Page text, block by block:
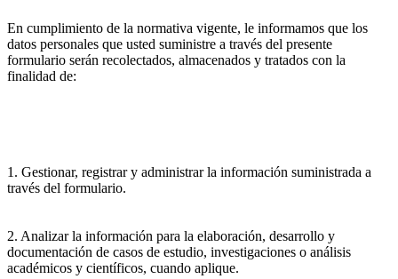
En cumplimiento de la normativa vigente, le informamos que los
datos personales que usted suministre a través del presente
formulario serán recolectados, almacenados y tratados con la
finalidad de:
1. Gestionar, registrar y administrar la información suministrada a
través del formulario.
2. Analizar la información para la elaboración, desarrollo y
documentación de casos de estudio, investigaciones o análisis
académicos y científicos, cuando aplique.